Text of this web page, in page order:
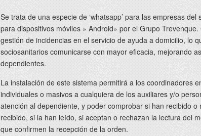
Se trata de una especie de ‘whatsapp’ para las empresas
para dispositivos móviles » Android» por el Grupo
gestión de incidencias en el servicio de ayuda a domicilio, lo
sociosanitarios comunicarse con mayor eficacia, mejorando
dependientes.
La instalación de este sistema permitirá a los coordinadores
individuales o masivos a cualquiera de los auxiliares y/o
atención al dependiente, y poder comprobar si han recibido
recibido, si la han leído, si aceptan o rechazan la lectura del
que confirmen la recepción de la orden.